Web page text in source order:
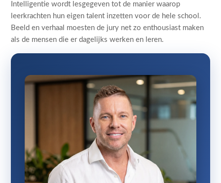
Intelligentie wordt lesgegeven tot de manier waarop
leerkrachten hun eigen talent inzetten voor de hele school.
Beeld en verhaal moesten de jury net zo enthousiast maken
als de mensen die er dagelijks werken en leren.